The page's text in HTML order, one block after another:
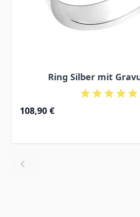
Ring Silber mit
108,90 €